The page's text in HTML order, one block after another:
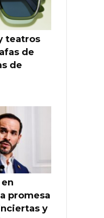
teatros
de
de
promesa
y